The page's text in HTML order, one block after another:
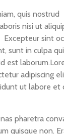
quis nostrud
nisi ut
sint
sunt in culpa
est
adipiscing
ut labore et
pharetra
quisque non.